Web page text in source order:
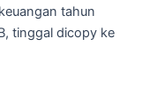
tahun
tinggal dicopy ke